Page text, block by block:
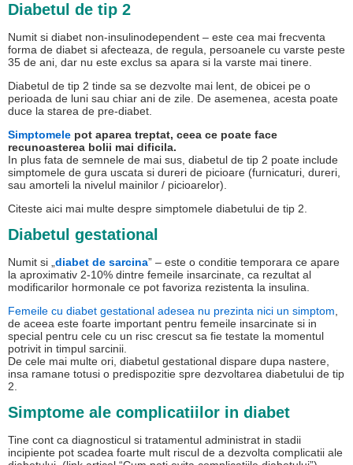
Diabetul de tip 2
Numit si diabet non-insulinodependent – este cea mai frecventa
forma de diabet si afecteaza, de regula, persoanele cu varste peste
35 de ani, dar nu este exclus sa apara si la varste mai tinere.
Diabetul de tip 2 tinde sa se dezvolte mai lent, de obicei pe o
perioada de luni sau chiar ani de zile. De asemenea, acesta poate
duce la starea de pre-diabet.
Simptomele pot aparea treptat, ceea ce poate face
recunoasterea bolii mai dificila.
In plus fata de semnele de mai sus, diabetul de tip 2 poate include
simptomele de gura uscata si dureri de picioare (furnicaturi, dureri,
sau amorteli la nivelul mainilor / picioarelor).
Citeste aici mai multe despre simptomele diabetului de tip 2.
Diabetul gestational
Numit si „ diabet de sarcina” – este o conditie temporara ce apare
la aproximativ 2-10% dintre femeile insarcinate, ca rezultat al
modificarilor hormonale ce pot favoriza rezistenta la insulina.
Femeile cu diabet gestational adesea nu prezinta nici un simptom
de aceea este foarte important pentru femeile insarcinate si in
special pentru cele cu un risc crescut sa fie testate la momentul
potrivit in timpul sarcinii.
De cele mai multe ori, diabetul gestational dispare dupa nastere,
insa ramane totusi o predispozitie spre dezvoltarea diabetului de tip
2.
Simptome ale complicatiilor in diabet
Tine cont ca diagnosticul si tratamentul administrat in stadii
incipiente pot scadea foarte mult riscul de a dezvolta complicatii ale